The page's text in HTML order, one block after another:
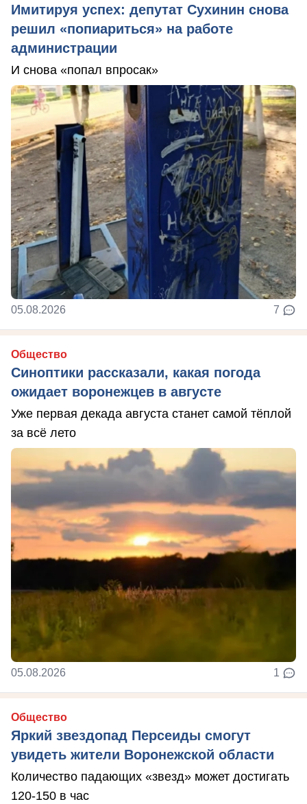
Имитируя успех: депутат Сухинин снова
решил «попиариться» на работе
администрации
И снова «попал впросак»
05.08.2026 7
Общество
Синоптики рассказали, какая погода
ожидает воронежцев в августе
Уже первая декада августа станет самой тёплой
за всё лето
05.08.2026 1
Общество
Яркий звездопад Персеиды смогут
увидеть жители Воронежской области
Количество падающих «звезд» может достигать
120-150 в час